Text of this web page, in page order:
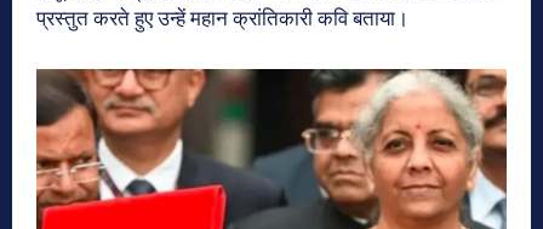
प्रस्तुत करते हुए उन्हें महान क्रांतिकारी कवि बताया।